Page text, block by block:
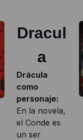
Dracul
a
Drácula
como
personaje:
En la novela,
el Conde es
un ser